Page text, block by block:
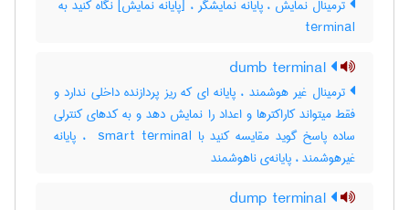
terminal
ترمینال غیر هوشمند ، پایانه ای که ریز پردازنده داخلی ندارد و
فقط میتواند کاراکترها و اعداد را نمایش دهد و به کدهای کنترلی
ساده پاسخ گوید مقایسه کنید با ‎ smart terminal ، پایانه
غیرهوشمند ، پایانه‌ی ناهوشمند